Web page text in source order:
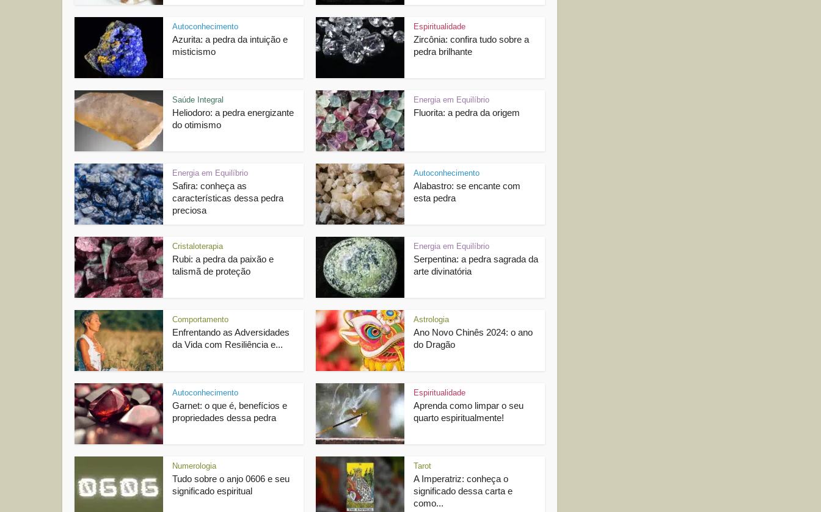
Autoconhecimento
Azurita: a pedra da intuição e
misticismo
Espiritualidade
Zircônia: confira tudo sobre a
pedra brilhante
Saúde Integral
Heliodoro: a pedra energizante
do otimismo
Energia em Equilíbrio
Fluorita: a pedra da origem
Energia em Equilíbrio
Safira: conheça as
características dessa pedra
preciosa
Autoconhecimento
Alabastro: se encante com
esta pedra
Cristaloterapia
Rubi: a pedra da paixão e
talismã de proteção
Energia em Equilíbrio
Serpentina: a pedra sagrada da
arte divinatória
Comportamento
Enfrentando as Adversidades
da Vida com Resiliência e...
Astrologia
Ano Novo Chinês 2024: o ano
do Dragão
Autoconhecimento
Garnet: o que é, benefícios e
propriedades dessa pedra
Espiritualidade
Aprenda como limpar o seu
quarto espiritualmente!
Numerologia
Tudo sobre o anjo 0606 e seu
significado espiritual
Tarot
A Imperatriz: conheça o
significado dessa carta e
como...